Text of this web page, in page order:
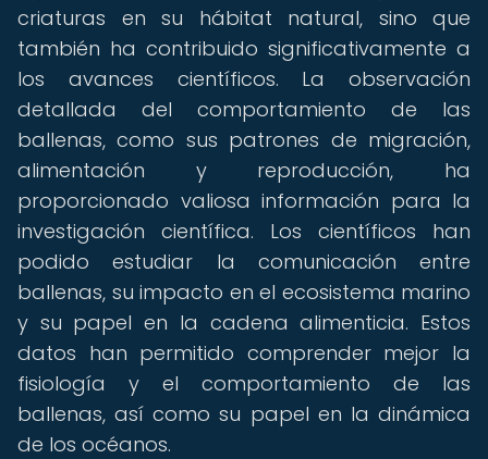
criaturas en su hábitat natural, sino que
también ha contribuido significativamente a
los avances científicos. La observación
detallada del comportamiento de las
ballenas, como sus patrones de migración,
alimentación y reproducción, ha
proporcionado valiosa información para la
investigación científica. Los científicos han
podido estudiar la comunicación entre
ballenas, su impacto en el ecosistema marino
y su papel en la cadena alimenticia. Estos
datos han permitido comprender mejor la
fisiología y el comportamiento de las
ballenas, así como su papel en la dinámica
de los océanos.